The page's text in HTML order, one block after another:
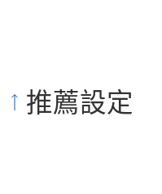
推薦設定